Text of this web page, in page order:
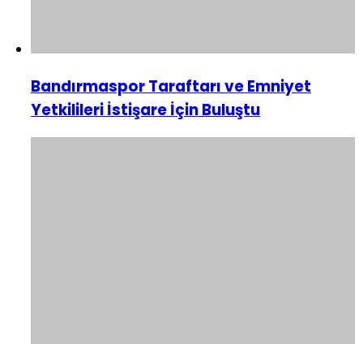
Bandırmaspor Taraftarı ve Emniyet
Yetkilileri İstişare İçin Buluştu